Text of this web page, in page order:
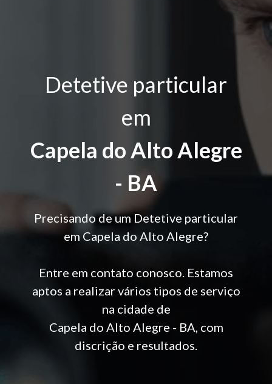
Detetive particular
em
Capela do Alto Alegre
- BA
Precisando de um Detetive particular
em Capela do Alto Alegre?
Entre em contato conosco. Estamos
aptos a realizar vários tipos de serviço
na cidade de
Capela do Alto Alegre - BA, com
discrição e resultados.